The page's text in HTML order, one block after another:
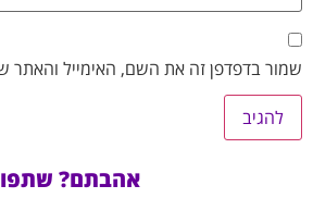
שמור בדפדפן זה את השם, האימייל והאתר
אהבתם? שתפו